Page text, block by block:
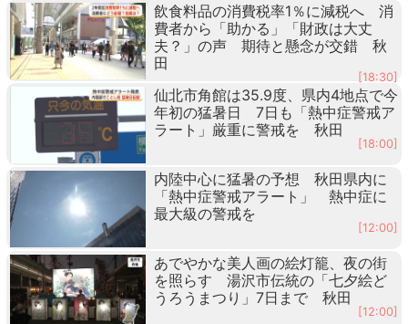
飲食料品の消費税率1％に減税へ 消
費者から「助かる」「財政は大丈
夫？」の声 期待と懸念が交錯 秋
田
[18:30]
仙北市角館は35.9度、県内4地点で今
年初の猛暑日 7日も「熱中症警戒ア
ラート」厳重に警戒を 秋田
[18:00]
内陸中心に猛暑の予想 秋田県内に
「熱中症警戒アラート」 熱中症に
最大級の警戒を
[12:00]
あでやかな美人画の絵灯籠、夜の街
を照らす 湯沢市伝統の「七夕絵ど
うろうまつり」7日まで 秋田
[12:00]